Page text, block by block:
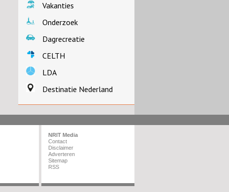
Vakanties
Onderzoek
Dagrecreatie
CELTH
LDA
Destinatie Nederland
NRIT Media
Contact
Disclaimer
Adverteren
Sitemap
RSS